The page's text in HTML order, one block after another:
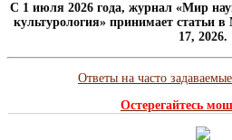
C 1 июля 2026 года, журнал «Мир
культурология» принимает статьи
17, 2026.
Ответы на часто
Остерегайтесь